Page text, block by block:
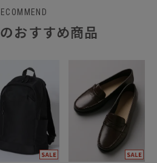
おすすめ商品